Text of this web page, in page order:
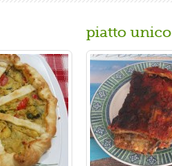
piatto unico